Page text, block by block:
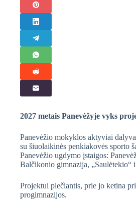
2027 metais Panevėžyje vyks
Panevėžio mokyklos aktyviai
su šiuolaikinės penkiakovės sporto
Panevėžio ugdymo įstaigos:
Balčikonio gimnazija, „Saulėtekio“
Projektui plečiantis, prie jo ketina
progimnazijos.